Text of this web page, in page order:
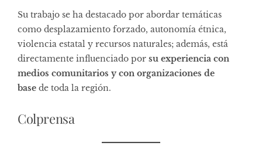
Su trabajo se ha destacado por abordar temáticas
como desplazamiento forzado, autonomía étnica,
violencia estatal y recursos naturales; además, está
directamente influenciado por su experiencia con
medios comunitarios y con organizaciones de
base de toda la región.
Colprensa